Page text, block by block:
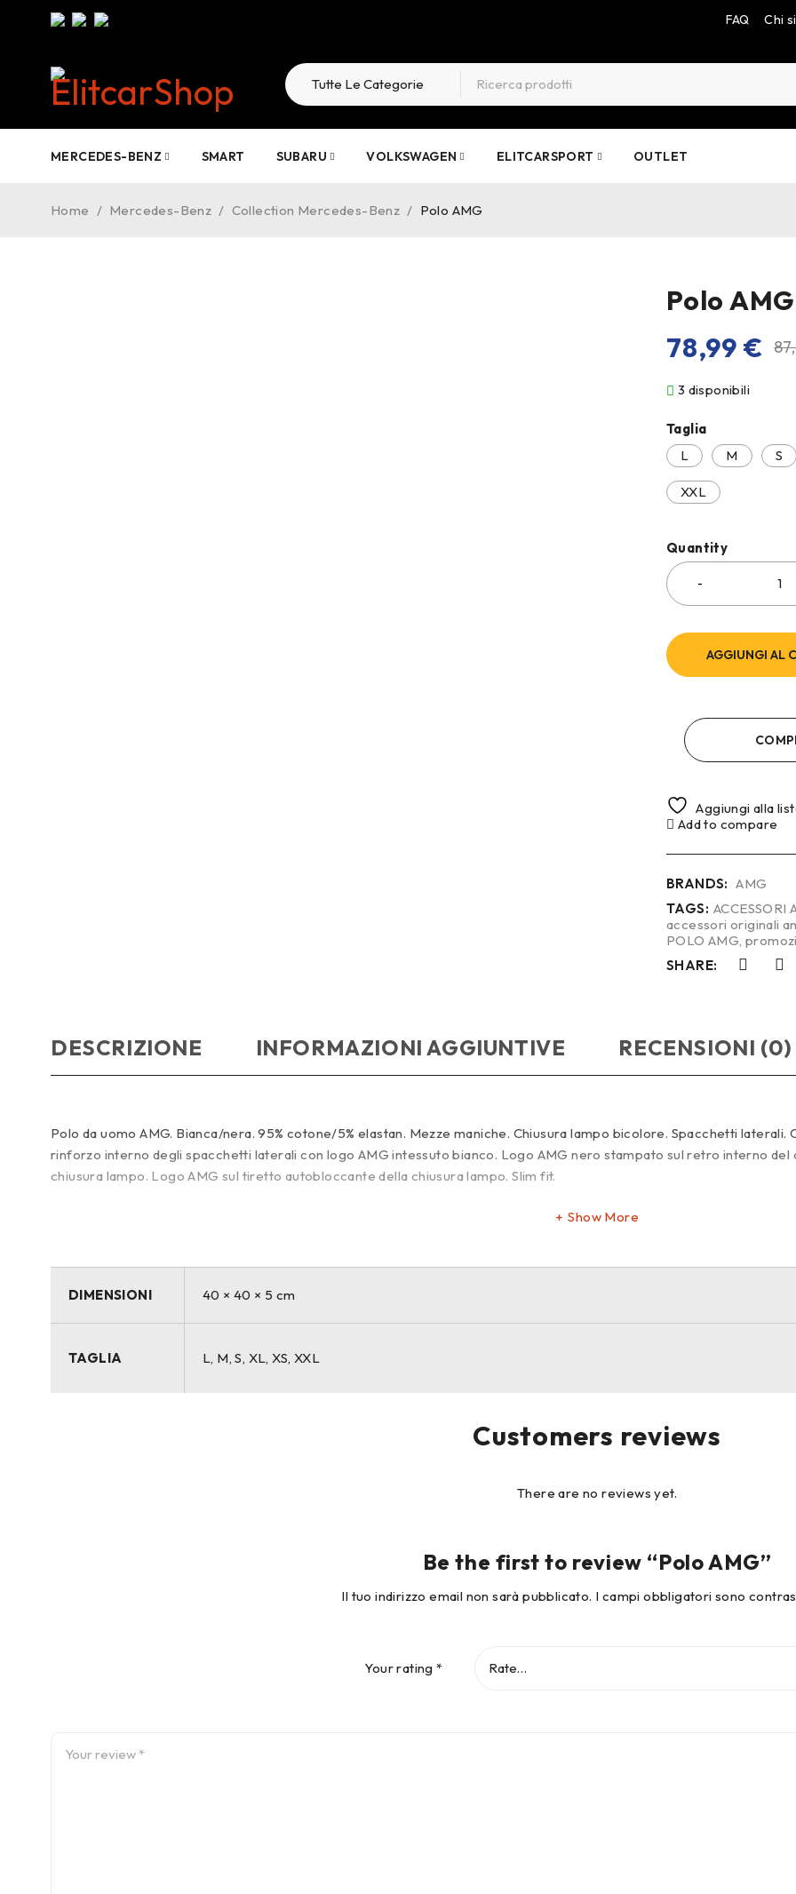
FAQ Chi
MERCEDES-BENZ SMART SUBARU VOLKSWAGEN ELITCARSPORT OUTLET
Home / Mercedes-Benz / Collection Mercedes-Benz / Polo AMG
Polo AMG
78,99 €
3 disponibili
Taglia
L
M S
XXL
Quantity
AGGIUNGI AL
Aggiungi alla
Add to compare
BRANDS: AMG
TAGS: ACCESSORI
accessori originali
POLO AMG,
SHARE:
DESCRIZIONE INFORMAZIONI AGGIUNTIVE RECENSIONI (0)
Polo da uomo AMG. Bianca/nera. 95% cotone/5% elastan. Mezze maniche. Chiusura lampo bicolore. Spacchetti laterali.
rinforzo interno degli spacchetti laterali con logo AMG intessuto bianco. Logo AMG nero stampato sul retro interno
chiusura lampo. Logo AMG sul tiretto autobloccante della chiusura lampo. Slim fit.
Show More
DIMENSIONI 40 × 40 × 5 cm
TAGLIA L, M, S, XL, XS, XXL
Customers reviews
There are no reviews yet.
Be the first to review “Polo AMG”
Il tuo indirizzo email non sarà pubblicato. I campi obbligatori sono
Your rating*